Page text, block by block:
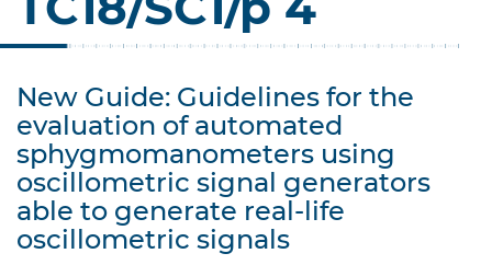
New Guide: Guidelines for the
evaluation of automated
sphygmomanometers using
oscillometric signal generators
able to generate real-life
oscillometric signals